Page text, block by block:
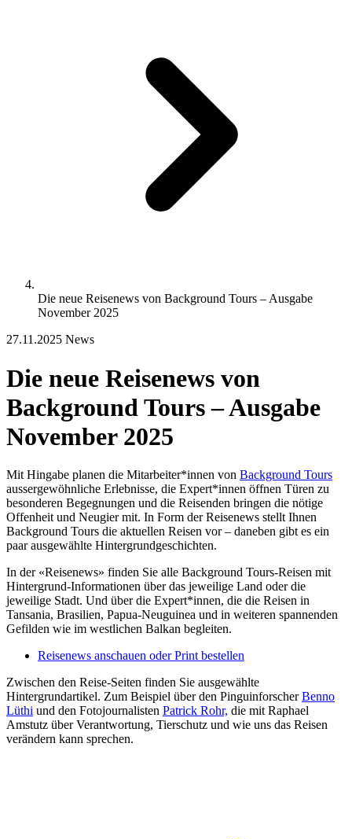
Die neue Reisenews von Background Tours – Ausgabe
November 2025
27.11.2025 News
Die neue Reisenews von
Background Tours – Ausgabe
November 2025
Mit Hingabe planen die Mitarbeiter*innen von Background Tours
aussergewöhnliche Erlebnisse, die Expert*innen öffnen Türen zu
besonderen Begegnungen und die Reisenden bringen die nötige
Offenheit und Neugier mit. In Form der Reisenews stellt Ihnen
Background Tours die aktuellen Reisen vor – daneben gibt es ein
paar ausgewählte Hintergrundgeschichten.
In der «Reisenews» finden Sie alle Background Tours-Reisen mit
Hintergrund-Informationen über das jeweilige Land oder die
jeweilige Stadt. Und über die Expert*innen, die die Reisen in
Tansania, Brasilien, Papua-Neuguinea und in weiteren spannenden
Gefilden wie im westlichen Balkan begleiten.
Reisenews anschauen oder Print bestellen
Zwischen den Reise-Seiten finden Sie ausgewählte
Hintergrundartikel. Zum Beispiel über den PinguinforscherBenno
Lüthi und den Fotojournalisten Patrick Rohr, die mit Raphael
Amstutz über Verantwortung, Tierschutz und wie uns das Reisen
verändern kann sprechen.